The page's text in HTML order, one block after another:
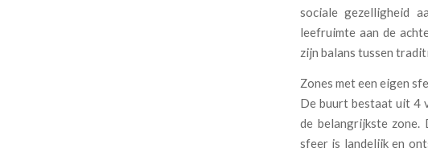
sociale gezelligheid
leefruimte aan de
zijn balans tussen
Zones met een eigen
De buurt bestaat uit 4
de belangrijkste
sfeer is landelijk en